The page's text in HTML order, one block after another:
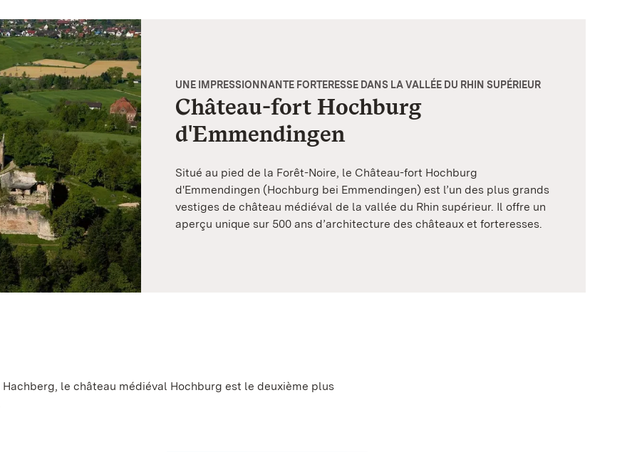
UNE IMPRESSIONNANTE FORTERESSE DANS LA VALLÉE DU RHIN SUPÉRIEUR
Château-fort Hochburg
d'Emmendingen
Situé au pied de la Forêt-Noire, le Château-fort Hochburg
d'Emmendingen (Hochburg bei Emmendingen) est l’un des plus grands
vestiges de château médiéval de la vallée du Rhin supérieur. Il offre un
aperçu unique sur 500 ans d’architecture des châteaux et forteresses.
le château médiéval Hochburg est le deuxième plus